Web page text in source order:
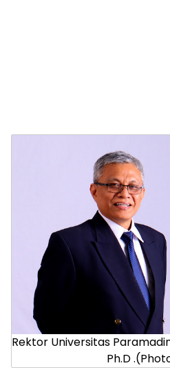
Rektor Universitas
Ph.D